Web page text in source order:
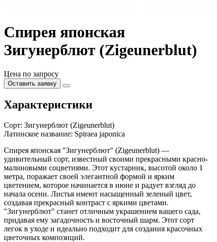
Спирея японская
Зигунерблют (Zigeunerblut)
Цена по запросу
Оставить заявку
Характеристики
Сорт: Зигунерблют (Zigeunerblut)
Латинское название: Spiraea japonica
Спирея японская "Зигунерблют" (Zigeunerblut) —
удивительный сорт, известный своими прекрасными красно-
малиновыми соцветиями. Этот кустарник, высотой около 1
метра, поражает своей элегантной формой и ярким
цветением, которое начинается в июне и радует взгляд до
начала осени. Листья имеют насыщенный зеленый цвет,
создавая прекрасный контраст с яркими цветами.
"Зигунерблют" станет отличным украшением вашего сада,
придавая ему загадочность и восточный шарм. Этот сорт
легок в уходе и идеально подходит для создания красочных
цветочных композиций.